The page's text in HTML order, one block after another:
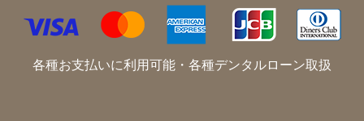
各種お支払いに利用可能・各種デンタルローン取扱